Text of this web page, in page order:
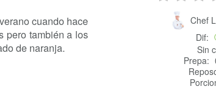
Chef
Dif:
Sin
Prepa:
cuando hace
pero también a los
de naranja.